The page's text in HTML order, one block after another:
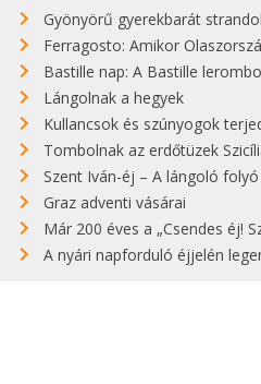
Gyönyörű gyerekbarát strandok
Ferragosto: Amikor
Bastille nap: A Bastille lerombolása
Lángolnak a hegyek
Kullancsok és szúnyogok
Tombolnak az erdőtüzek
Szent Iván-éj – A lángoló folyó
Graz adventi vásárai
Már 200 éves a „Csendes éj!
A nyári napforduló éjjelén legendás